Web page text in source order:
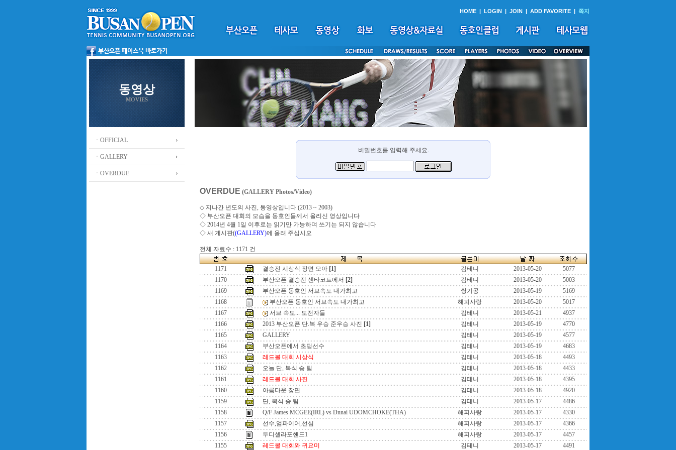
HOME | LOGIN | JOIN | ADD FAVORITE | 쪽지
동영상
MOVIES
ㆍOFFICIAL
ㆍGALLERY
ㆍOVERDUE
비밀번호를 입력해 주세요.
OVERDUE (GALLERY Photos/Video)
◇ 지나간 년도의 사진, 동영상입니다 (2013 ~ 2003)
◇ 부산오픈 대회의 모습을 동호인들께서 올리신 영상입니다
◇ 2014년 4월 1일 이후로는 읽기만 가능하며 쓰기는 되지 않습니다
◇ 새 게시판((GALLERY)에 올려 주십시오
전체 자료수 : 1171 건
1171 결승전 시상식 장면 모아 [1] 김테니 2013-05-20
5077
1170
부산오픈 결승전 센타코트에서 [2] 김테니 2013-05-20
5003
1169
부산오픈 동호인 서브속도 내가최고 쌍기공 2013-05-19
5169
1168
부산오픈 동호인 서브속도 내가최고 해피사랑 2013-05-20
5017
1167
서브 속도... 도전자들 김테니 2013-05-21
4937
1166
2013 부산오픈 단.복 우승 준우승 사진 [1] 김테니 2013-05-19
4770
1165
GALLERY 김테니 2013-05-19
4577
1164
부산오픈에서 초딩선수 김테니 2013-05-19
4683
1163
레드볼 대회 시상식 김테니 2013-05-18
4493
1162
오늘 단, 복식 승 팀 김테니 2013-05-18
4433
1161
레드볼 대회 사진 김테니 2013-05-18
4395
1160
아름다운 장면 김테니 2013-05-18
4920
1159
단, 복식 승 팀 김테니 2013-05-17
4486
1158
Q/F James MCGEE(IRL) vs Dnnai UDOMCHOKE(THA) 해피사랑 2013-05-17
4330
1157
선수,엄파이어,선심 해피사랑 2013-05-17
4366
1156
두디셀라포핸드1 해피사랑 2013-05-17
4457
1155
레드볼 대회와 귀요미 김테니 2013-05-17 4491